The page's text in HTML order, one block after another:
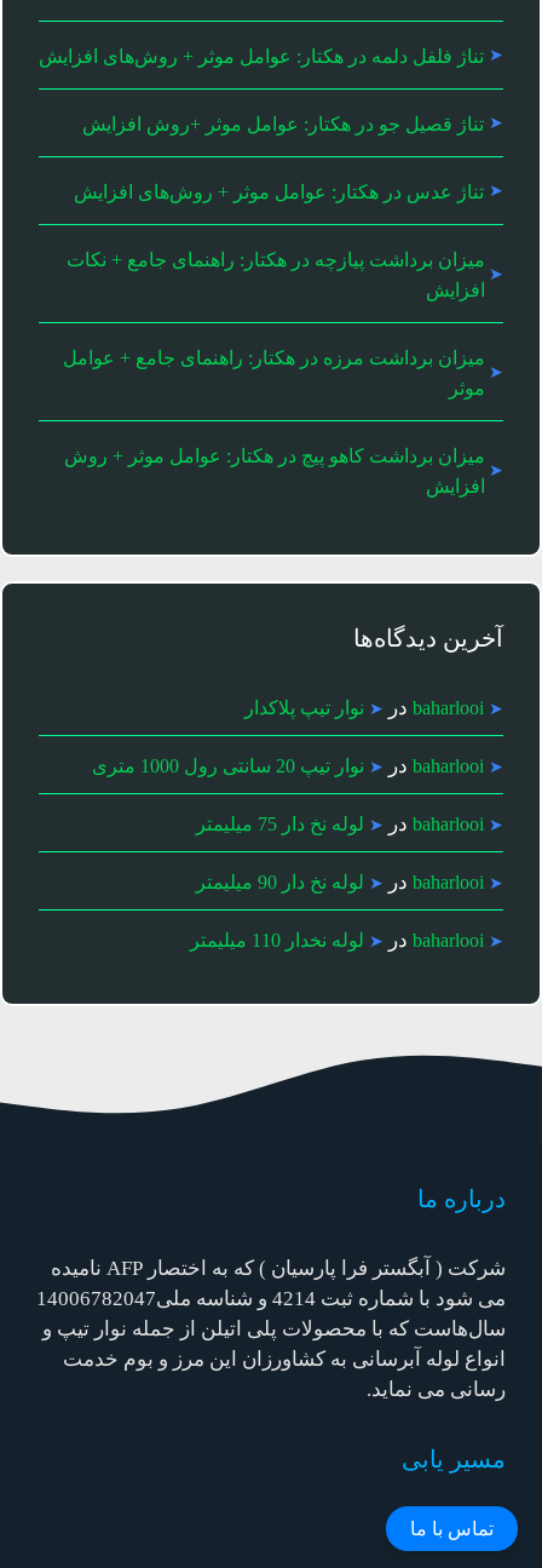
تناژ فلفل دلمه در هکتار: عوامل موثر + روش‌های افزایش
تناژ قصیل جو در هکتار: عوامل موثر +روش افزایش
تناژ عدس در هکتار: عوامل موثر + روش‌های افزایش
میزان برداشت پیازچه در هکتار: راهنمای جامع + نکات
افزایش
میزان برداشت مرزه در هکتار: راهنمای جامع + عوامل
موثر
میزان برداشت کاهو پیچ در هکتار: عوامل موثر + روش
افزایش
آخرین دیدگاه‌ها
baharlooi در نوار تیپ پلاکدار
baharlooi در نوار تیپ 20 سانتی رول 1000 متری
baharlooi در لوله نخ دار 75 میلیمتر
baharlooi در لوله نخ دار 90 میلیمتر
baharlooi در لوله نخدار 110 میلیمتر
درباره ما
شرکت ( آبگستر فرا پارسیان ) که به اختصار AFP نامیده
می شود با شماره ثبت 4214 و شناسه ملی14006782047
سال‌هاست که با محصولات پلی اتیلن از جمله نوار تیپ و
انواع لوله آبرسانی به کشاورزان این مرز و بوم خدمت
رسانی می نماید.
مسیر یابی
ما را پیدا کنید:
تماس با ما